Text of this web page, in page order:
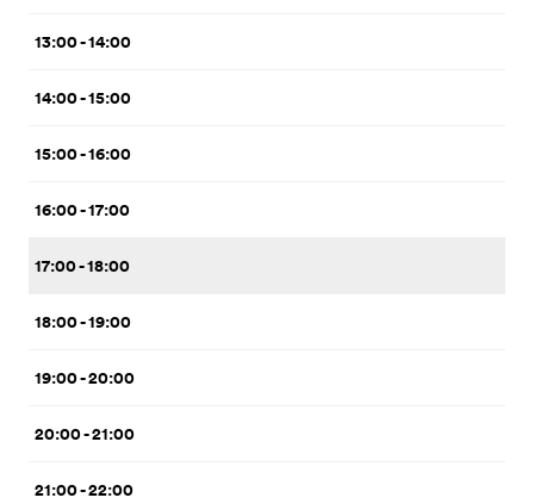
13:00 - 14:00
14:00 - 15:00
15:00 - 16:00
16:00 - 17:00
17:00 - 18:00
18:00 - 19:00
19:00 - 20:00
20:00 - 21:00
21:00 - 22:00